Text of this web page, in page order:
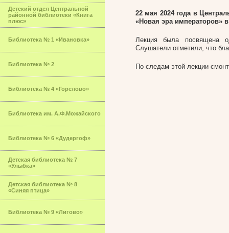
Детский отдел Центральной
районной библиотеки «Книга
плюс»
Библиотека № 1 «Ивановка»
Библиотека № 2
Библиотека № 4 «Горелово»
Библиотека им. А.Ф.Можайского
Библиотека № 6 «Дудергоф»
Детская библиотека № 7
«Улыбка»
Детская библиотека № 8
«Синяя птица»
Библиотека № 9 «Лигово»
22 мая 2024 года в
«Новая эра императоров»
Лекция была посвящена
Слушатели отметили, что
По следам этой лекции